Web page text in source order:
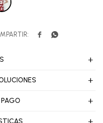
 